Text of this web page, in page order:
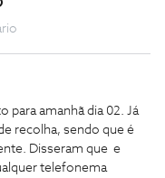
para amanhã dia 02. Já
recolha, sendo que é
Disseram que e
telefonema